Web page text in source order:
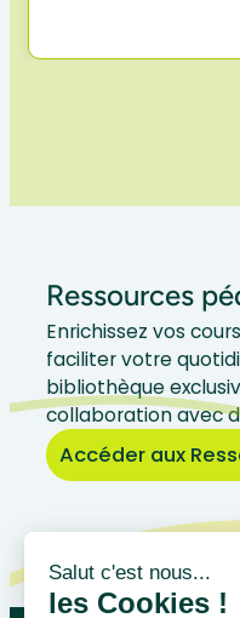
Ressources
Enrichissez vos
faciliter votre
bibliothèque
collaboration avec
Accéder aux